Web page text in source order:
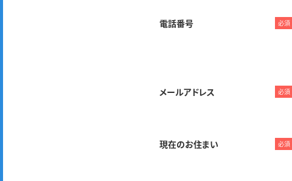
電話番号 必須
メールアドレス 必須
現在のお住まい 必須